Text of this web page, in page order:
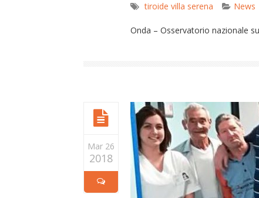
tiroide villa serena News
Onda – Osservatorio nazionale
Mar 26
2018